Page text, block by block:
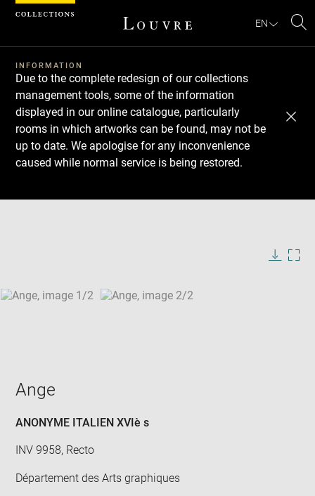
EN
INFORMATION
Due to the complete redesign of our collections
management tools, some of the information
displayed in our online catalogue, particularly
rooms in which artworks can be found, may not be
up to date. We apologise for any inconvenience
caused while normal service is being restored.
SKIP IMAGE CAROUSEL
Download
Next
Previous
Ange
ANONYME ITALIEN XVIè s
INV 9958, Recto
Département des Arts graphiques
Cookies management panel